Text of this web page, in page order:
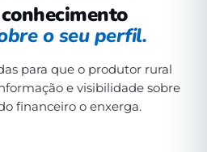
o seu perfil.
para que o produtor rural
e visibilidade sobre
financeiro o enxerga.